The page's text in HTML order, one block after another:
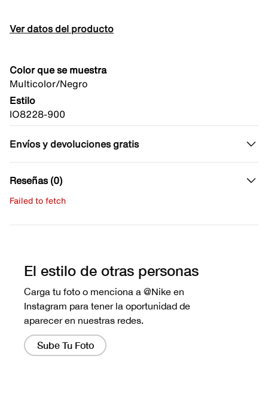
Ver datos del producto
Color que se muestra
Multicolor/Negro
Estilo
IO8228-900
Envíos y devoluciones gratis
Reseñas (0)
Failed to fetch